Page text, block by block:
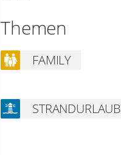
Themen
FAMILY
STRANDURLAUB